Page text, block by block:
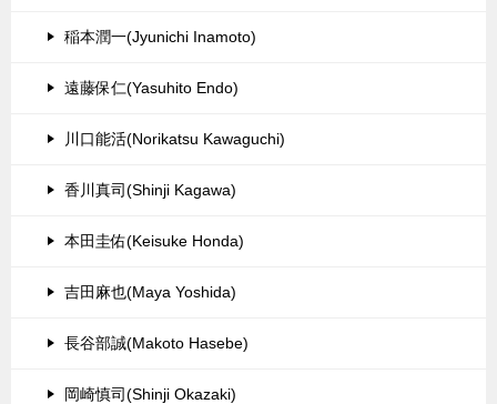
稲本潤一(Jyunichi Inamoto)
遠藤保仁(Yasuhito Endo)
川口能活(Norikatsu Kawaguchi)
香川真司(Shinji Kagawa)
本田圭佑(Keisuke Honda)
吉田麻也(Maya Yoshida)
長谷部誠(Makoto Hasebe)
岡崎慎司(Shinji Okazaki)